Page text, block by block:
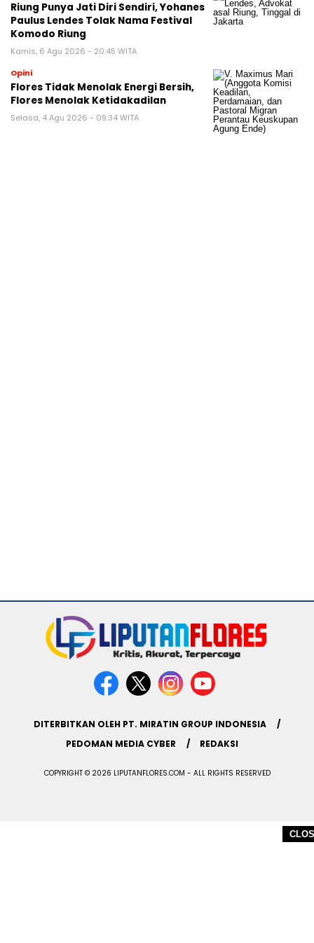
Riung Punya Jati Diri Sendiri, Yohanes
Paulus Lendes Tolak Nama Festival
Komodo Riung
Kamis, 6 Agu 2026 - 20:45 WITA
Opini
Flores Tidak Menolak Energi Bersih,
Flores Menolak Ketidakadilan
Selasa, 4 Agu 2026 - 09:34 WITA
DITERBITKAN OLEH PT. MIRATIN GROUP INDONESIA
PEDOMAN MEDIA CYBER
REDAKSI
COPYRIGHT © 2026 LIPUTANFLORES.COM - ALL RIGHTS RESERVED